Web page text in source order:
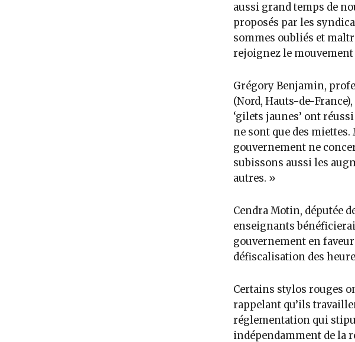
aussi grand temps de
proposés par les
sommes oubliés et
rejoignez le mouvement
Grégory Benjamin,
(Nord, Hauts-de-
‘gilets jaunes’ ont
ne sont que des
gouvernement ne
subissons aussi les
autres. »
Cendra Motin, députée
enseignants
gouvernement en
défiscalisation des
Certains stylos rouges
rappelant qu’ils
réglementation qui
indépendamment de la